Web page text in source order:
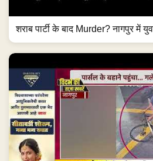
शराब पार्टी के बाद Murder? नागपुर में